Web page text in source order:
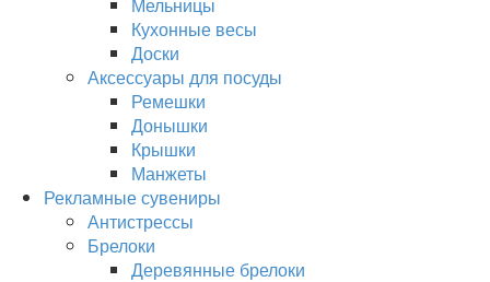
Кухонные весы
Доски
Аксессуары для посуды
Ремешки
Донышки
Крышки
Манжеты
Рекламные сувениры
Антистрессы
Брелоки
Деревянные брелоки